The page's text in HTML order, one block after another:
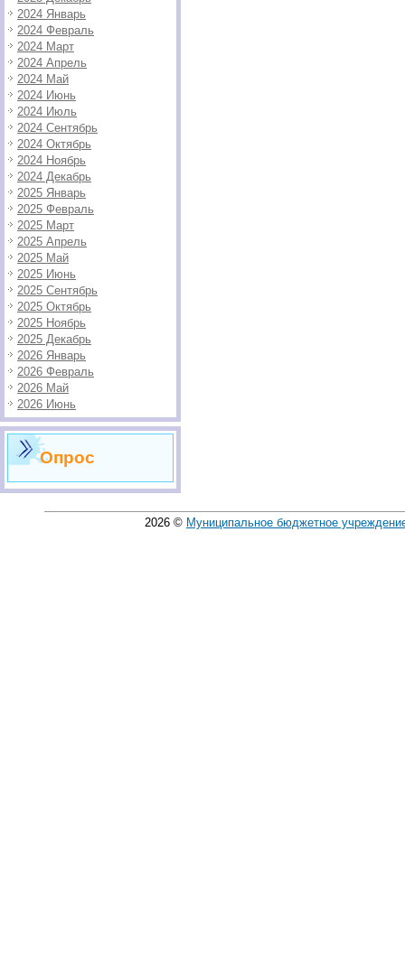
2024 Январь
2024 Февраль
2024 Март
2024 Апрель
2024 Май
2024 Июнь
2024 Июль
2024 Сентябрь
2024 Октябрь
2024 Ноябрь
2024 Декабрь
2025 Январь
2025 Февраль
2025 Март
2025 Апрель
2025 Май
2025 Июнь
2025 Сентябрь
2025 Октябрь
2025 Ноябрь
2025 Декабрь
2026 Январь
2026 Февраль
2026 Май
2026 Июнь
Опрос
2026 © Муниципальное бюджетное